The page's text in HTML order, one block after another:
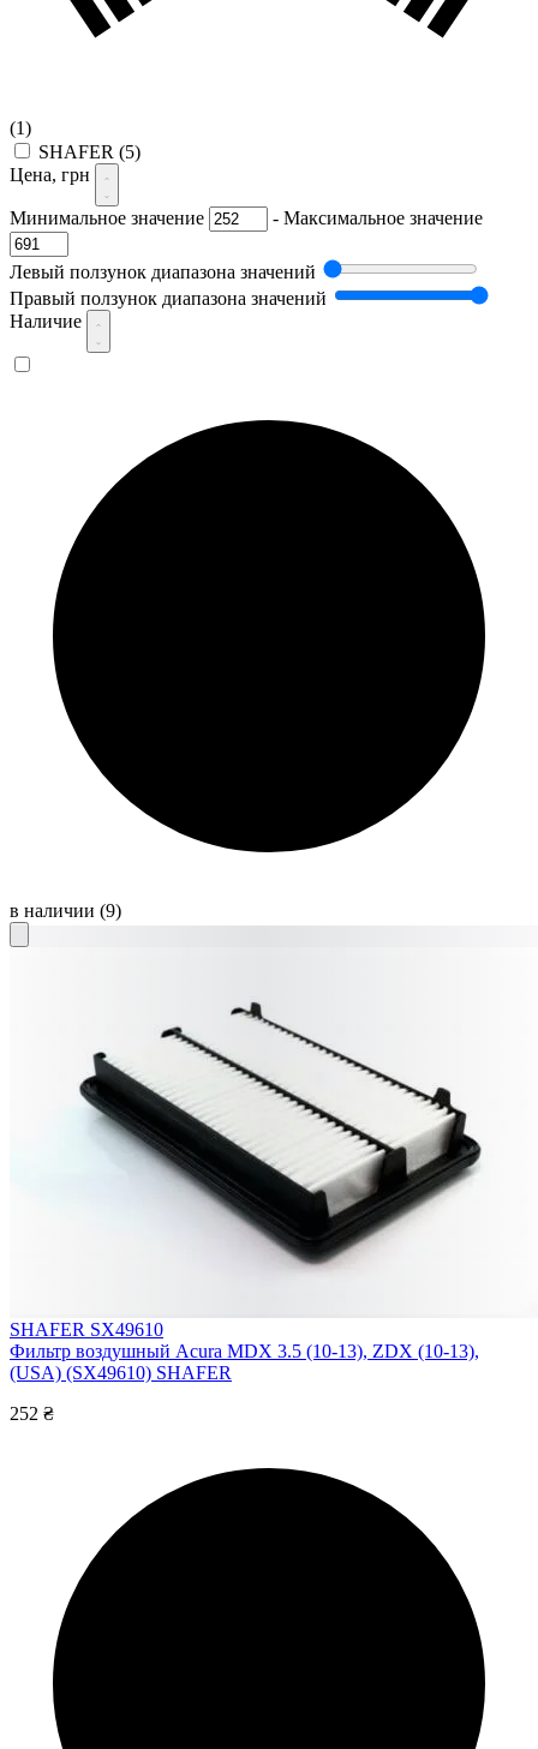
(1)
SHAFER (5)
Цена, грн
Минимальное значение - Максимальное значение
Левый ползунок диапазона значений
Правый ползунок диапазона значений
Наличие
в наличии (9)
SHAFER SX49610
Фильтр воздушный Acura MDX 3.5 (10-13), ZDX (10-13),
(USA) (SX49610) SHAFER
252 ₴